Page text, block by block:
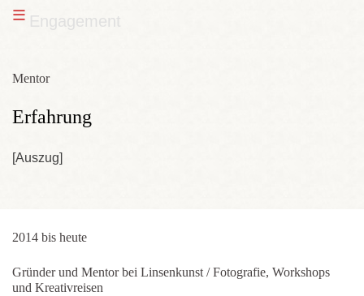
Mentor
Erfahrung
[Auszug]
≡ Engagement
2014 bis heute
Gründer und Mentor bei Linsenkunst / Fotografie, Workshops
und Kreativreisen